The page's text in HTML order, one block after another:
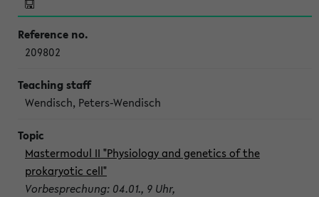
209802
Wendisch, Peters-Wendisch
Mastermodul II "Physiology and genetics of the
prokaryotic cell"
Vorbesprechung: 04.01., 9 Uhr,